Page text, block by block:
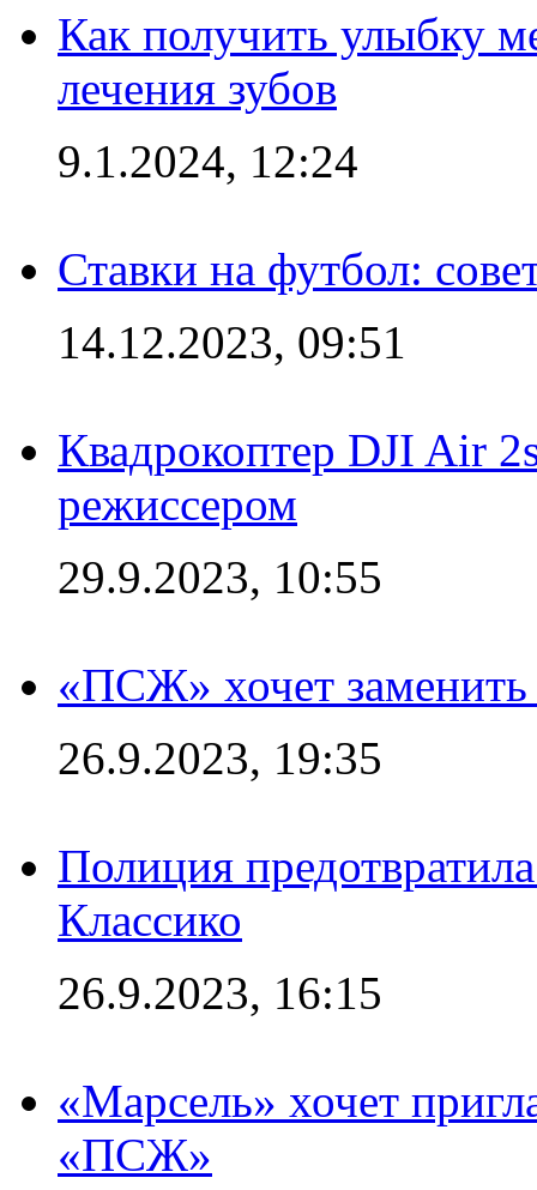
Как получить улыбку
лечения зубов
9.1.2024, 12:24
Ставки на футбол:
14.12.2023, 09:51
Квадрокоптер DJI Air
режиссером
29.9.2023, 10:55
«ПСЖ» хочет
26.9.2023, 19:35
Полиция
Классико
26.9.2023, 16:15
«Марсель» хочет
«ПСЖ»